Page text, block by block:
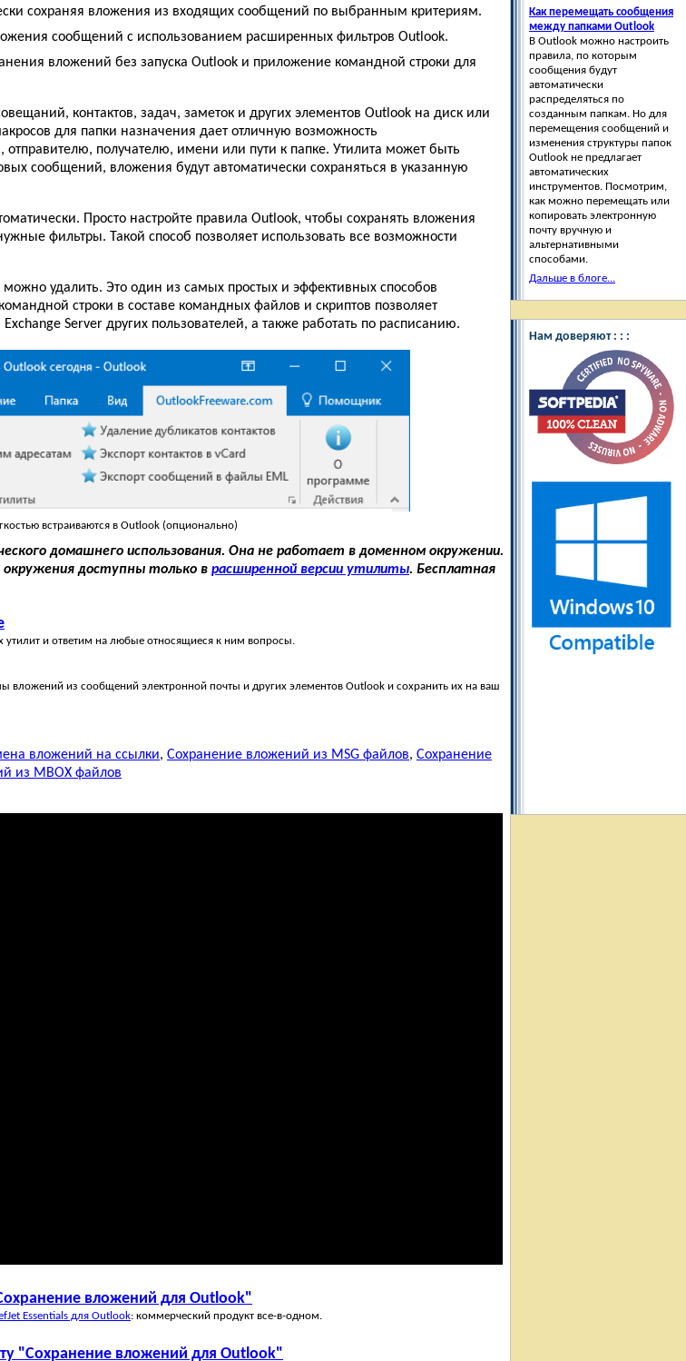
сохраняя вложения из входящих сообщений по выбранным критериям.
сообщений с использованием расширенных фильтров Outlook.
вложений без запуска Outlook и приложение командной строки для
контактов, задач, заметок и других элементов Outlook на диск или
для папки назначения дает отличную возможность
получателю, имени или пути к папке. Утилита может быть
сообщений, вложения будут автоматически сохраняться в указанную
Просто настройте правила Outlook, чтобы сохранять вложения
фильтры. Такой способ позволяет использовать все возможности
удалить. Это один из самых простых и эффективных способов
строки в составе командных файлов и скриптов позволяет
Server других пользователей, а также работать по расписанию.
встраиваются в Outlook (опционально)
домашнего использования. Она не работает в доменном окружении.
доступны только в расширенной версии утилиты. Бесплатная
и ответим на любые относящиеся к ним вопросы.
вложений из сообщений электронной почты и других элементов Outlook и сохранить их на ваш
вложений на ссылки, Сохранение вложений из MSG файлов, Сохранение
из MBOX файлов
вложений для Outlook"
Essentials для Outlook: коммерческий продукт все-в-одном.
"Сохранение вложений для Outlook"
Как перемещать сообщения
между папками Outlook
В Outlook можно настроить
правила, по которым
сообщения будут
автоматически
распределяться по
созданным папкам. Но для
перемещения сообщений и
изменения структуры папок
Outlook не предлагает
автоматических
инструментов. Посмотрим,
как можно перемещать или
копировать электронную
почту вручную и
альтернативными
способами.
Дальше в блоге...
Нам доверяют : : :